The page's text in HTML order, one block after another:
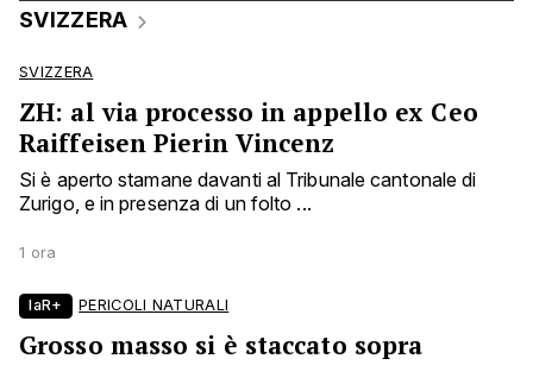
SVIZZERA
SVIZZERA
ZH: al via processo in appello ex Ceo
Raiffeisen Pierin Vincenz
Si è aperto stamane davanti al Tribunale cantonale di
Zurigo, e in presenza di un folto ...
1 ora
laR+ PERICOLI NATURALI
Grosso masso si è staccato sopra